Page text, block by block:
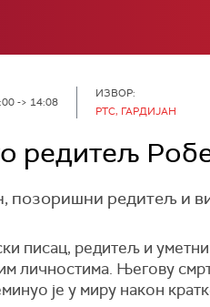
-> 14:08
ИЗВОР:
РТС, ГАРДИЈАН
редитељ
позоришни редитељ и
писац, редитељ и
личностима. Његову
је у миру након